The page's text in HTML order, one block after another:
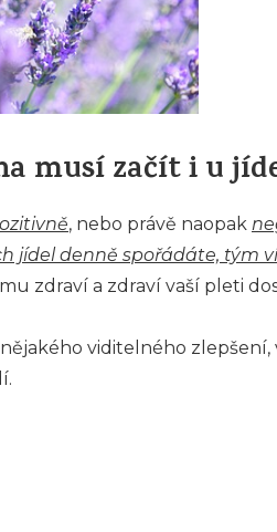
musí začít i u
, nebo právě naopak
jídel denně spořádáte, tým
zdraví a zdraví vaší pleti
viditelného